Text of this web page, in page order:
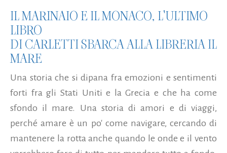
IL MARINAIO E IL MONACO, L'ULTIMO
LIBRO
DI CARLETTI SBARCA ALLA LIBRERIA IL
MARE
Una storia che si dipana fra emozioni e sentimenti
forti fra gli Stati Uniti e la Grecia e che ha come
sfondo il mare. Una storia di amori e di viaggi,
perché amare è un po' come navigare, cercando di
mantenere la rotta anche quando le onde e il vento